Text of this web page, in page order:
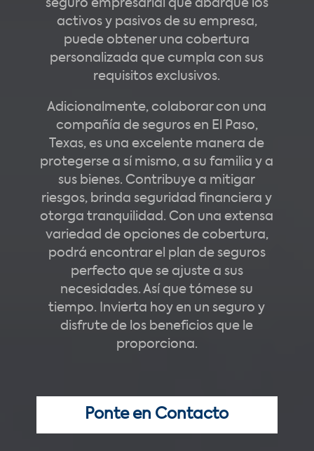
seguro empresarial que abarque los
activos y pasivos de su empresa,
puede obtener una cobertura
personalizada que cumpla con sus
requisitos exclusivos.
Adicionalmente, colaborar con una
compañía de seguros en El Paso,
Texas, es una excelente manera de
protegerse a sí mismo, a su familia y a
sus bienes. Contribuye a mitigar
riesgos, brinda seguridad financiera y
otorga tranquilidad. Con una extensa
variedad de opciones de cobertura,
podrá encontrar el plan de seguros
perfecto que se ajuste a sus
necesidades. Así que tómese su
tiempo. Invierta hoy en un seguro y
disfrute de los beneficios que le
proporciona.
Ponte en Contacto